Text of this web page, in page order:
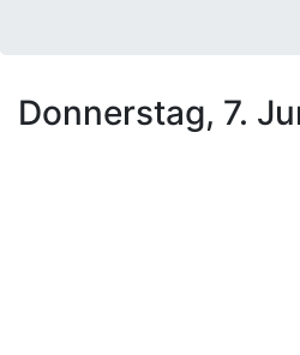
Donnerstag, 7.